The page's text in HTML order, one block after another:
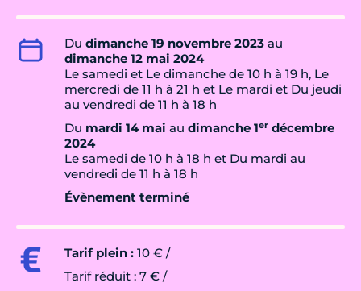
Du dimanche 19 novembre 2023 au
dimanche 12 mai 2024
Le samedi et Le dimanche de 10 h à 19 h, Le
mercredi de 11 h à 21 h et Le mardi et Du jeudi
au vendredi de 11 h à 18 h
Du mardi 14 mai au dimanche 1er décembre
2024
Le samedi de 10 h à 18 h et Du mardi au
vendredi de 11 h à 18 h
Évènement terminé
Tarif plein : 10 € /
Tarif réduit : 7 € /